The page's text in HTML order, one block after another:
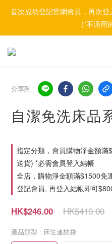
首次成功登記官網會員，再次
(*不適用
分享到
自潔免洗床品
指定分類，會員購物淨金額
送貨) *必需會員登入結帳
全店，購物淨金額滿$1500免
登記會員, 再登入結帳即可
HK$410.00
HK$246.00
產品類型 : 床笠連枕袋